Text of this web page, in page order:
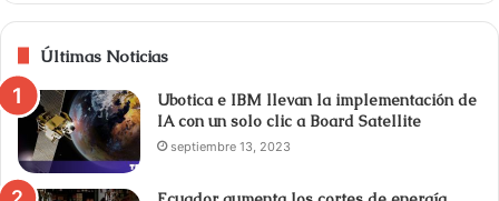
Últimas Noticias
Ubotica e IBM llevan la implementación de
IA con un solo clic a Board Satellite
septiembre 13, 2023